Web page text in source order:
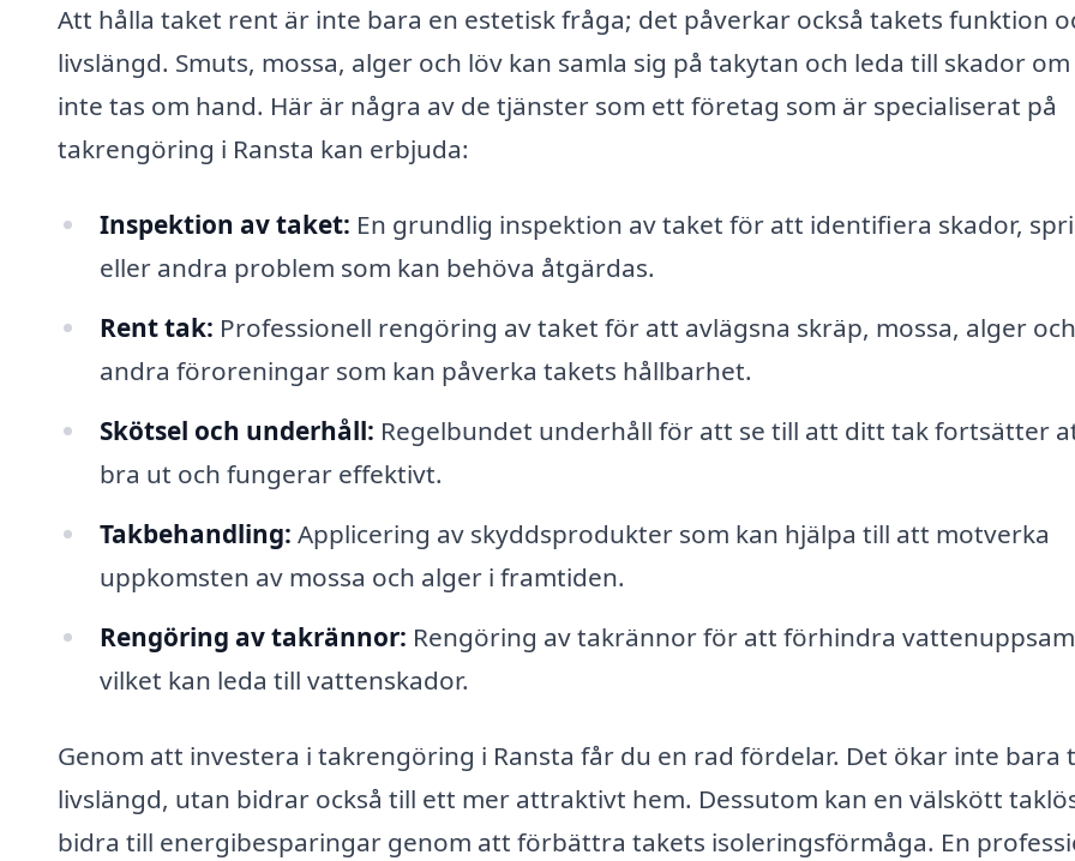
Att hålla taket rent är inte bara en estetisk fråga; det påverkar också takets funktion
livslängd. Smuts, mossa, alger och löv kan samla sig på takytan och leda till skador om
inte tas om hand. Här är några av de tjänster som ett företag som är specialiserat på
takrengöring i Ransta kan erbjuda:
Inspektion av taket: En grundlig inspektion av taket för att identifiera skador,
eller andra problem som kan behöva åtgärdas.
Rent tak: Professionell rengöring av taket för att avlägsna skräp, mossa, alger och
andra föroreningar som kan påverka takets hållbarhet.
Skötsel och underhåll: Regelbundet underhåll för att se till att ditt tak fortsätter
bra ut och fungerar effektivt.
Takbehandling: Applicering av skyddsprodukter som kan hjälpa till att motverka
uppkomsten av mossa och alger i framtiden.
Rengöring av takrännor: Rengöring av takrännor för att förhindra
vilket kan leda till vattenskador.
Genom att investera i takrengöring i Ransta får du en rad fördelar. Det ökar inte bara
livslängd, utan bidrar också till ett mer attraktivt hem. Dessutom kan en välskött
bidra till energibesparingar genom att förbättra takets isoleringsförmåga. En